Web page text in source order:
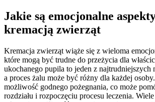
Jakie są emocjonalne
kremacją zwierząt
Kremacja zwierząt wiąże się z wieloma
które mogą być trudne do przeżycia dla
ukochanego pupila to jeden z
a proces żalu może być różny dla każdej
możliwość godnego pożegnania, co może
rozdziału i rozpoczęciu procesu leczenia.